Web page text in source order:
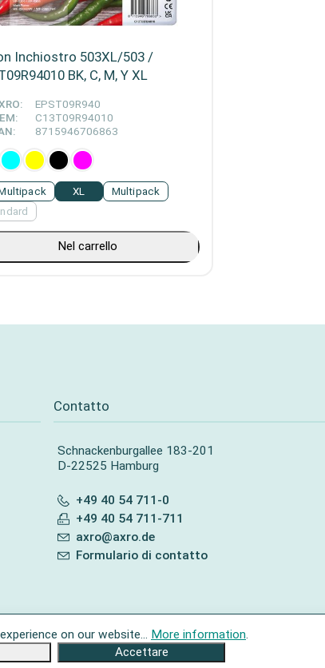
Inchiostro 503XL/503 /
BK, C, M, Y XL
EPST09R940
C13T09R94010
8715946706863
Multipack
XL
Nel carrello
Contatto
Schnackenburgallee 183-201
D-22525 Hamburg
+49 40 54 711-0
+49 40 54 711-711
axro@axro.de
Formulario di contatto
on our website... More information.
Accettare